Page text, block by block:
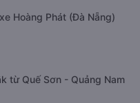
Hoàng Phát (Đà Nẵng)
từ Quế Sơn - Quảng Nam